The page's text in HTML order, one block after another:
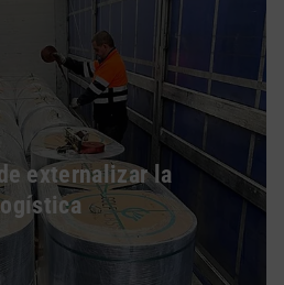
externalizar la
logística